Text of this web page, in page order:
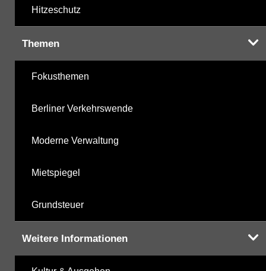
Hitzeschutz
Themen
Fokusthemen
Berliner Verkehrswende
Moderne Verwaltung
Mietspiegel
Grundsteuer
Weitere Informationen